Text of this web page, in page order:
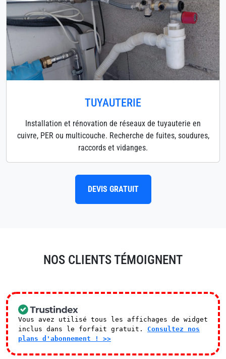
TUYAUTERIE
Installation et rénovation de réseaux de tuyauterie en
cuivre, PER ou multicouche. Recherche de fuites, soudures,
raccords et vidanges.
DEVIS GRATUIT
NOS CLIENTS TÉMOIGNENT
Vous avez utilisé tous les affichages de widget
inclus dans le forfait gratuit. Consultez nos
plans d'abonnement ! >>